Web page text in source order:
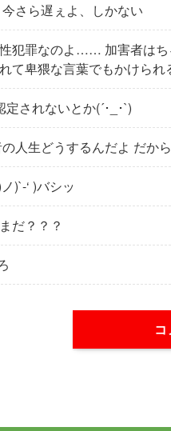
さら遅ぇよ、しかない
犯罪なのよ…… 加害者は
て卑猥な言葉でもかけられ
されないとか(´･_･`)
人生どうするんだよ だか
)`-‘ )バシッ
だ？？？